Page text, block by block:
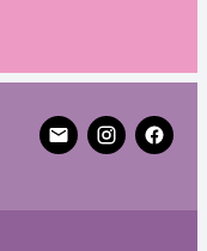
Follow XR